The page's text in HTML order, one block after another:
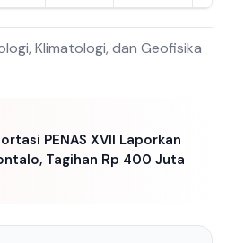
Klimatologi, dan Geofisika
PENAS XVII Laporkan
Tagihan Rp 400 Juta